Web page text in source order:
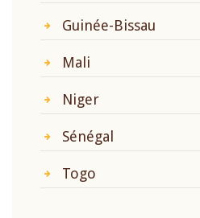
Guinée-Bissau
Mali
Niger
Sénégal
Togo